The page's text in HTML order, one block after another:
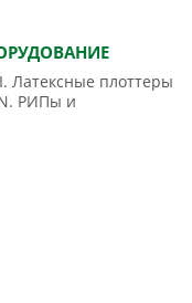
Латексные плоттеры
РИПы и